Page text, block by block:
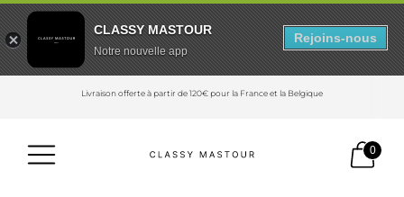
Livraison offerte à partir de 120€ pour la France et la Belgique
0
CLASSY MASTOUR
Notre nouvelle app
Rejoins-nous